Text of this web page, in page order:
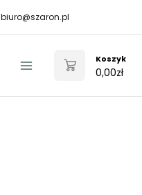
biuro@szaron.pl
Menu
Koszyk
0,00zł